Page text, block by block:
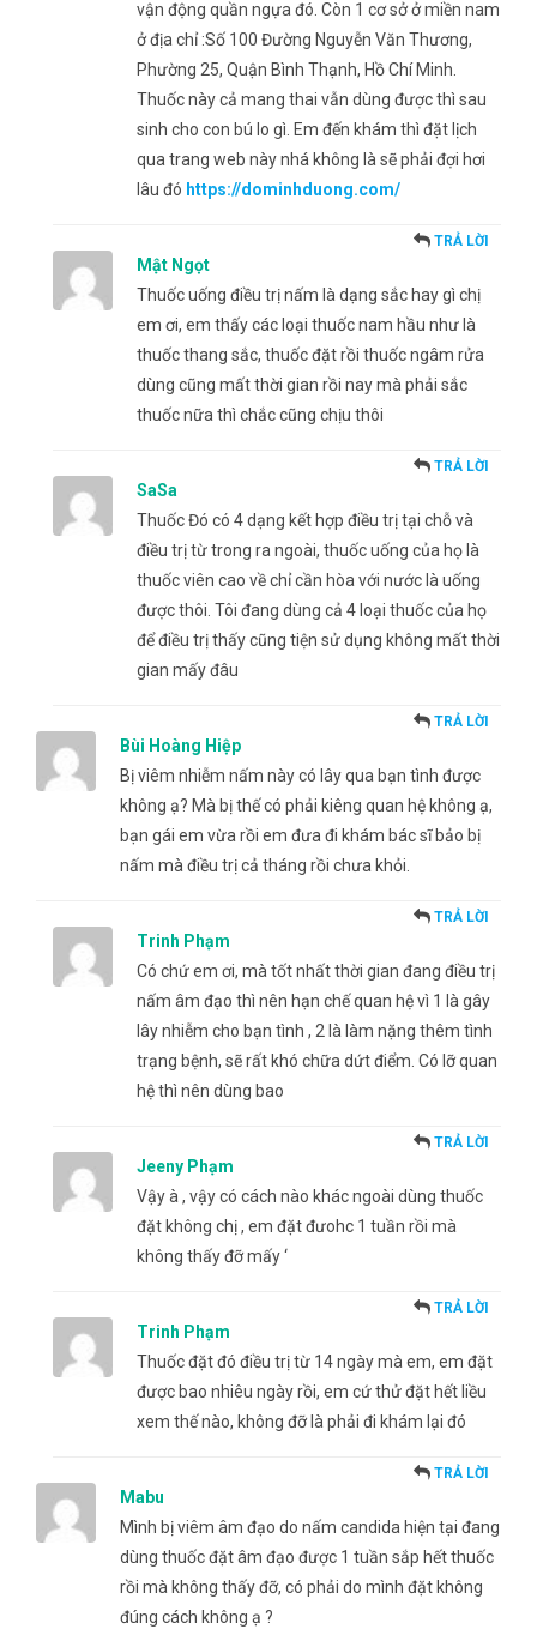
vận động quần ngựa đó. Còn 1 cơ sở ở miền nam
ở địa chỉ :Số 100 Đường Nguyễn Văn Thương,
Phường 25, Quận Bình Thạnh, Hồ Chí Minh.
Thuốc này cả mang thai vẫn dùng được thì sau
sinh cho con bú lo gì. Em đến khám thì đặt lịch
qua trang web này nhá không là sẽ phải đợi hơi
lâu đó https://dominhduong.com/
Mật Ngọt
TRẢ LỜI
Thuốc uống điều trị nấm là dạng sắc hay gì chị
em ơi, em thấy các loại thuốc nam hầu như là
thuốc thang sắc, thuốc đặt rồi thuốc ngâm rửa
dùng cũng mất thời gian rồi nay mà phải sắc
thuốc nữa thì chắc cũng chịu thôi
SaSa
TRẢ LỜI
Thuốc Đó có 4 dạng kết hợp điều trị tại chỗ và
điều trị từ trong ra ngoài, thuốc uống của họ là
thuốc viên cao về chỉ cần hòa với nước là uống
được thôi. Tôi đang dùng cả 4 loại thuốc của họ
để điều trị thấy cũng tiện sử dụng không mất thời
gian mấy đâu
Bùi Hoàng Hiệp
TRẢ LỜI
Bị viêm nhiễm nấm này có lây qua bạn tình được
không ạ? Mà bị thế có phải kiêng quan hệ không ạ,
bạn gái em vừa rồi em đưa đi khám bác sĩ bảo bị
nấm mà điều trị cả tháng rồi chưa khỏi.
Trinh Phạm
TRẢ LỜI
Có chứ em ơi, mà tốt nhất thời gian đang điều trị
nấm âm đạo thì nên hạn chế quan hệ vì 1 là gây
lây nhiễm cho bạn tình , 2 là làm nặng thêm tình
trạng bệnh, sẽ rất khó chữa dứt điểm. Có lỡ quan
hệ thì nên dùng bao
Jeeny Phạm
TRẢ LỜI
Vậy à , vậy có cách nào khác ngoài dùng thuốc
đặt không chị , em đặt đưohc 1 tuần rồi mà
không thấy đỡ mấy ‘
Trinh Phạm
TRẢ LỜI
Thuốc đặt đó điều trị từ 14 ngày mà em, em đặt
được bao nhiêu ngày rồi, em cứ thử đặt hết liều
xem thế nào, không đỡ là phải đi khám lại đó
Mabu
TRẢ LỜI
Mình bị viêm âm đạo do nấm candida hiện tại đang
dùng thuốc đặt âm đạo được 1 tuần sắp hết thuốc
rồi mà không thấy đỡ, có phải do mình đặt không
đúng cách không ạ ?